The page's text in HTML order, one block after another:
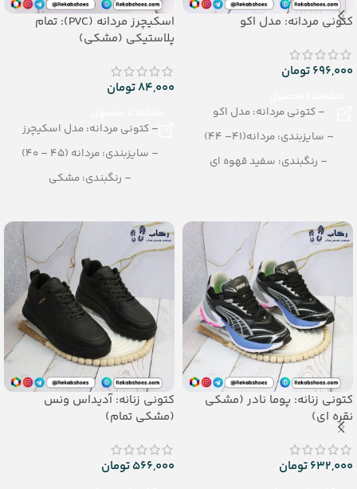
کتونی مردانه: مدل اکو
696,000تومان
– کتونی مردانه: مدل اکو
– سایزبندی: مردانه(41– 44)
– رنگبندی: سفید قهوه ای
اسکیچرز مردانه (PVC): تمام
پلاستیکی (مشکی)
84,000تومان
– کتونی مردانه: مدل اسکیچرز
– سایزبندی: مردانه (45 – 40)
– رنگبندی: مشکی
کتونی زنانه: پوما نادر (مشکی
نقره ای)
632,000تومان
کتونی زنانه: آدیداس ونس
(مشکی تمام)
566,000تومان